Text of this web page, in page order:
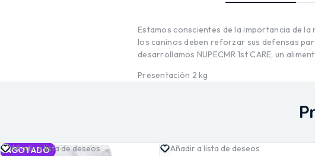
Estamos conscientes de la importancia de
los caninos deben reforzar sus defensas
desarrollamos NUPECMR 1st CARE, un
Presentación 2 kg
AGOTADO
Añadir a lista de deseos
Añadir a lista de deseos